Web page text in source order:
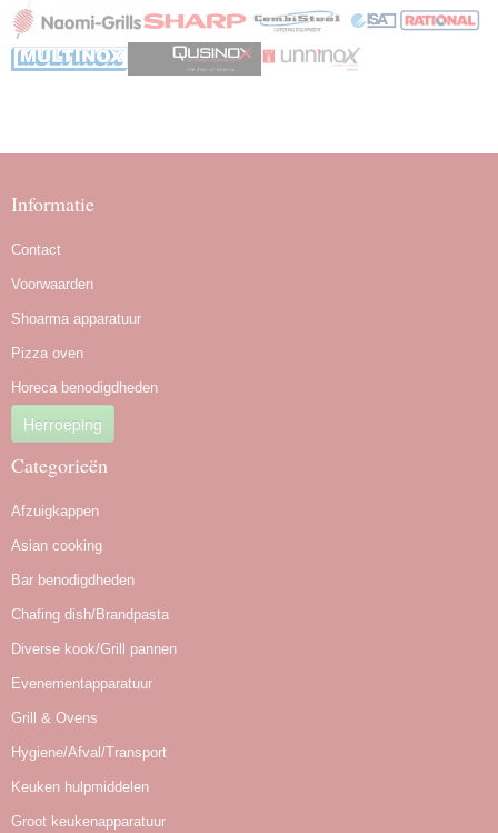
Informatie
Contact
Voorwaarden
Shoarma apparatuur
Pizza oven
Horeca benodigdheden
Herroeping
Categorieën
Afzuigkappen
Asian cooking
Bar benodigdheden
Chafing dish/Brandpasta
Diverse kook/Grill pannen
Evenementapparatuur
Grill & Ovens
Hygiene/Afval/Transport
Keuken hulpmiddelen
Groot keukenapparatuur